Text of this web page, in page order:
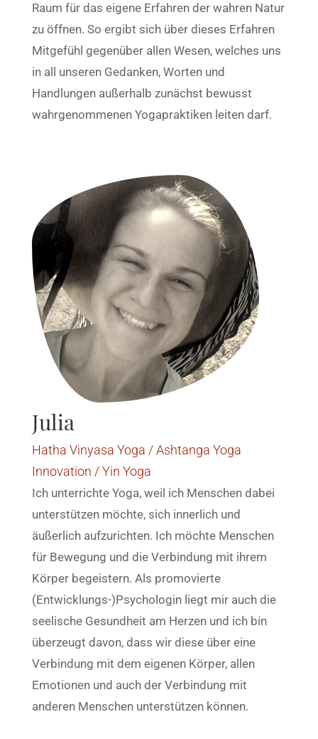
Raum für das eigene Erfahren der wahren Natur
zu öffnen. So ergibt sich über dieses Erfahren
Mitgefühl gegenüber allen Wesen, welches uns
in all unseren Gedanken, Worten und
Handlungen außerhalb zunächst bewusst
wahrgenommenen Yogapraktiken leiten darf.
Julia
Hatha Vinyasa Yoga / Ashtanga Yoga
Innovation / Yin Yoga
Ich unterrichte Yoga, weil ich Menschen dabei
unterstützen möchte, sich innerlich und
äußerlich aufzurichten. Ich möchte Menschen
für Bewegung und die Verbindung mit ihrem
Körper begeistern. Als promovierte
(Entwicklungs-)Psychologin liegt mir auch die
seelische Gesundheit am Herzen und ich bin
überzeugt davon, dass wir diese über eine
Verbindung mit dem eigenen Körper, allen
Emotionen und auch der Verbindung mit
anderen Menschen unterstützen können.